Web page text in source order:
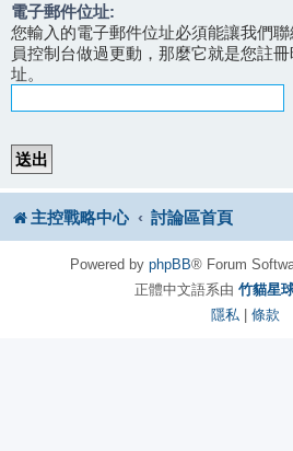
電子郵件位址:
您輸入的電子郵件位址必須能讓我們
員控制台做過更動，那麼它就是您註
址。
主控戰略中心 討論區首頁
Powered by phpBB® Forum
正體中文語系由 竹貓星
隱私 | 條款